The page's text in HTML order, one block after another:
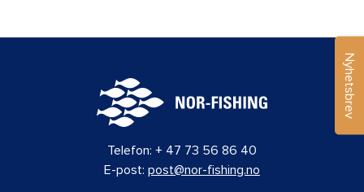
Nyhetsbrev
Telefon: + 47 73 56 86 40
E-post: post@nor-fishing.no